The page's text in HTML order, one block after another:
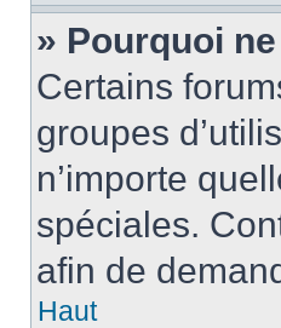
» Pourquoi
Certains
groupes
n’importe
spéciales.
afin de
Haut